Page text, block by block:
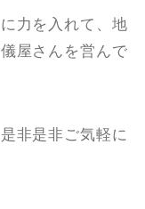
力を入れて、地
屋さんを営んで
非是非ご気軽に